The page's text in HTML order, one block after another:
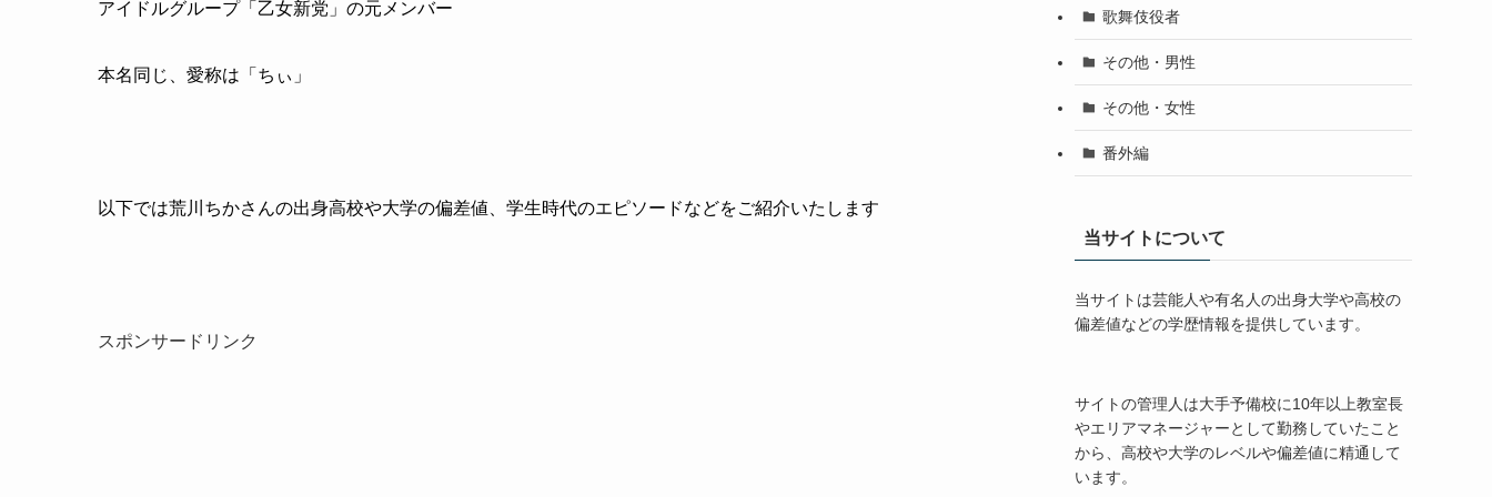
アイドルグループ「乙女新党」の元メンバー
本名同じ、愛称は「ちぃ」
以下では荒川ちかさんの出身高校や大学の偏差値、学生時代のエピソードなどをご紹介いたします
スポンサードリンク
歌舞伎役者
その他・男性
その他・女性
番外編
当サイトについて
当サイトは芸能人や有名人の出身大学や高校の
偏差値などの学歴情報を提供しています。
サイトの管理人は大手予備校に10年以上教室長
やエリアマネージャーとして勤務していたこと
から、高校や大学のレベルや偏差値に精通して
います。